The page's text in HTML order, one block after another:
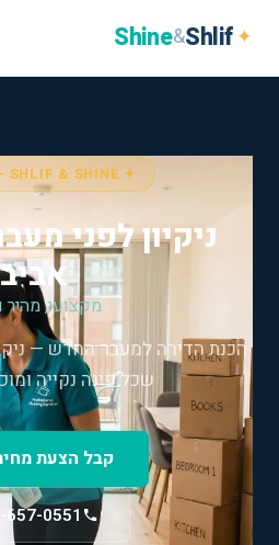
✦
Shlif
&
Shine
✦ SHLIF & SHINE — תל אביב
ניקיון לפני
אביב
מקצועי, מהיר
הכנת הדירה למעבר החדש —
שכל פינה נקייה
קבל הצעת
657-0551